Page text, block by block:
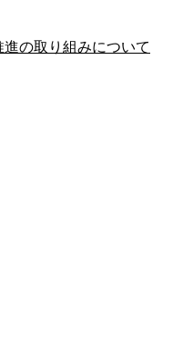
の取り組みについて